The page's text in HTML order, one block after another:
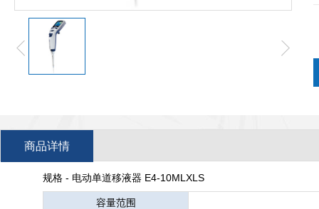
商品详情
规格 - 电动单道移液器 E4-10MLXLS
容量范围